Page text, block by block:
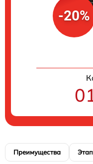
-20%
Преимущества